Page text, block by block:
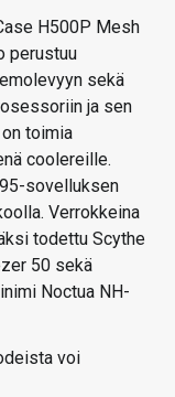
H500P Mesh
perustuu
sekä
ja sen
toimia
coolereille.
sovelluksen
Verrokkeina
todettu Scythe
50 sekä
Noctua NH-
voi